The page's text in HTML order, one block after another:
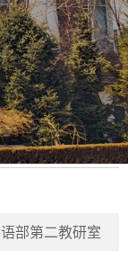
部第二教研室